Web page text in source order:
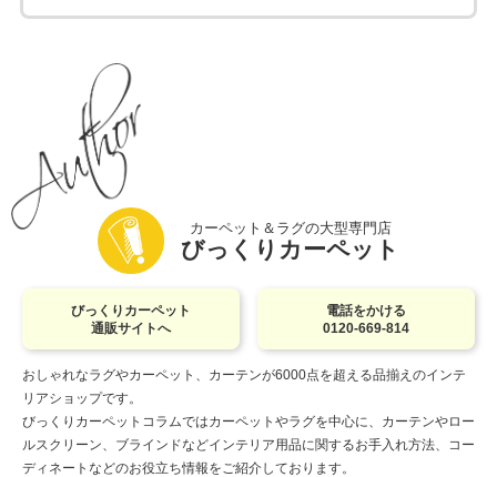
カーペット＆ラグの大型専門店
びっくりカーペット
びっくりカーペット
通販サイトへ
電話をかける
0120-669-814
おしゃれなラグやカーペット、カーテンが6000点を超える品揃えのインテ
リアショップです。
びっくりカーペットコラムではカーペットやラグを中心に、カーテンやロー
ルスクリーン、ブラインドなどインテリア用品に関するお手入れ方法、コー
ディネートなどのお役立ち情報をご紹介しております。